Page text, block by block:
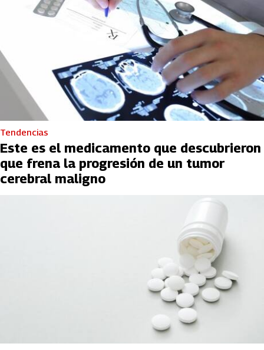
Tendencias
Este es el medicamento que descubrieron
que frena la progresión de un tumor
cerebral maligno